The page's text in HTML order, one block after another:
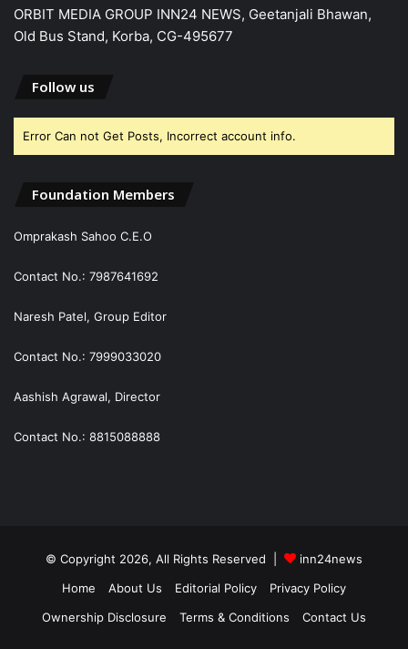
ORBIT MEDIA GROUP INN24 NEWS, Geetanjali Bhawan,
Old Bus Stand, Korba, CG-495677
Follow us
Error Can not Get Posts, Incorrect account info.
Foundation Members
Omprakash Sahoo C.E.O
Contact No.: 7987641692
Naresh Patel, Group Editor
Contact No.: 7999033020
Aashish Agrawal, Director
Contact No.: 8815088888
© Copyright 2026, All Rights Reserved |
inn24news
Home
About Us Editorial Policy
Privacy Policy
Ownership Disclosure
Terms & Conditions Contact Us